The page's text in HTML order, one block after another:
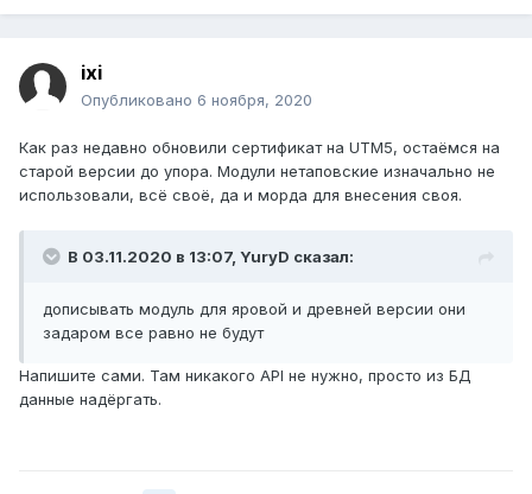
ixi
Опубликовано 6 ноября, 2020
Как раз недавно обновили сертификат на UTM5, остаёмся на
старой версии до упора. Модули нетаповские изначально не
использовали, всё своё, да и морда для внесения своя.
В 03.11.2020 в 13:07, YuryD сказал:
дописывать модуль для яровой и древней версии они
задаром все равно не будут
Напишите сами. Там никакого API не нужно, просто из БД
данные надёргать.